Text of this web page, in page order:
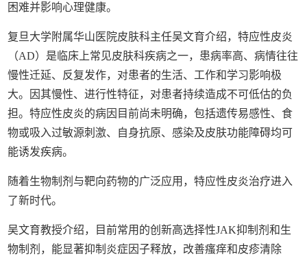
困难并影响心理健康。
复旦大学附属华山医院皮肤科主任吴文育介绍，特应性皮炎
（AD）是临床上常见皮肤科疾病之一，患病率高、病情往往
慢性迁延、反复发作，对患者的生活、工作和学习影响极
大。因其慢性、进行性特征，对患者持续造成不可低估的负
担。特应性皮炎的病因目前尚未明确，包括遗传易感性、食
物或吸入过敏源刺激、自身抗原、感染及皮肤功能障碍均可
能诱发疾病。
随着生物制剂与靶向药物的广泛应用，特应性皮炎治疗进入
了新时代。
吴文育教授介绍，目前常用的创新高选择性JAK抑制剂和生
物制剂，能显著抑制炎症因子释放，改善瘙痒和皮疹清除